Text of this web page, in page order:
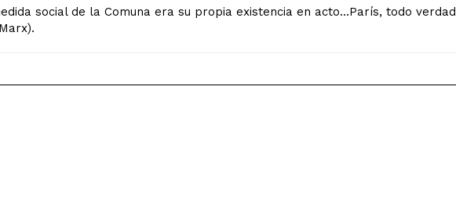
social de la Comuna era su propia existencia en acto…París, todo